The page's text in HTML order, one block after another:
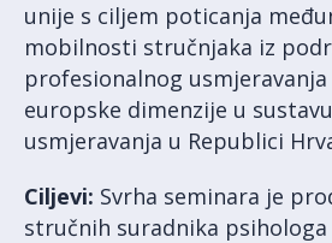
unije s ciljem poticanja
mobilnosti stručnjaka iz
profesionalnog
europske dimenzije u
usmjeravanja u Republici
Ciljevi: Svrha seminara je
stručnih suradnika psihologa